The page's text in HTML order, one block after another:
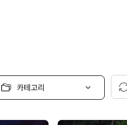
초기